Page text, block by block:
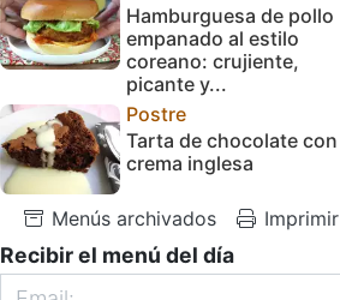
Hamburguesa de pollo
empanado al estilo
coreano: crujiente,
picante y...
Postre
Tarta de chocolate con
crema inglesa
Menús archivados Imprimir
Recibir el menú del día